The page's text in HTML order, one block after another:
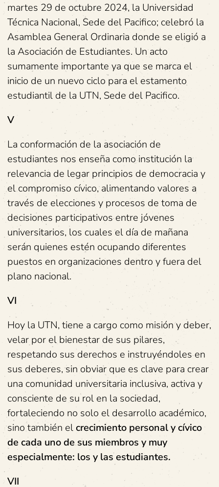
martes 29 de octubre 2024, la Universidad
Técnica Nacional, Sede del Pacifico; celebró la
Asamblea General Ordinaria donde se eligió a
la Asociación de Estudiantes. Un acto
sumamente importante ya que se marca el
inicio de un nuevo ciclo para el estamento
estudiantil de la UTN, Sede del Pacifico.
V
La conformación de la asociación de
estudiantes nos enseña como institución la
relevancia de legar principios de democracia y
el compromiso cívico, alimentando valores a
través de elecciones y procesos de toma de
decisiones participativos entre jóvenes
universitarios, los cuales el día de mañana
serán quienes estén ocupando diferentes
puestos en organizaciones dentro y fuera del
plano nacional.
VI
Hoy la UTN, tiene a cargo como misión y deber,
velar por el bienestar de sus pilares,
respetando sus derechos e instruyéndoles en
sus deberes, sin obviar que es clave para crear
una comunidad universitaria inclusiva, activa y
consciente de su rol en la sociedad,
fortaleciendo no solo el desarrollo académico,
sino también elcrecimiento personal y cívico
de cada uno de sus miembros y muy
especialmente: los y las estudiantes.
VII